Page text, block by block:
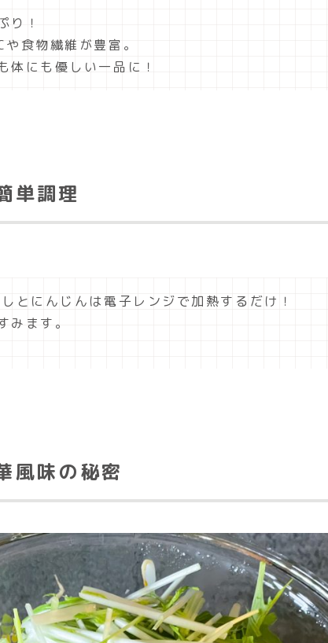
り！
食物繊維が豊富。
体にも優しい一品に！
単調理
とにんじんは電子レンジで加熱するだけ！
ます。
風味の秘密